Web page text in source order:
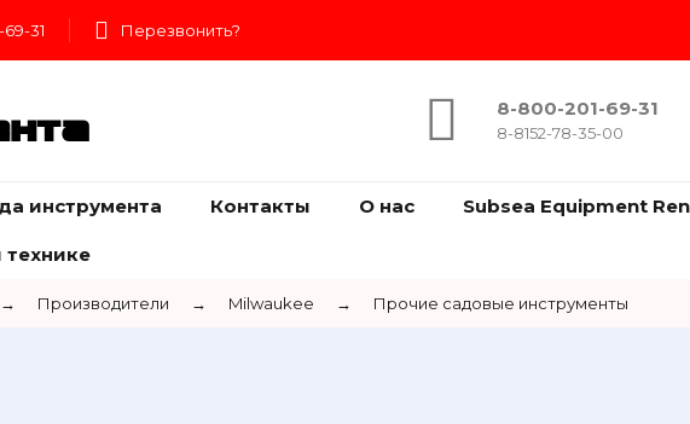
31 Перезвонить?
8-800-201-69-31
8-8152-78-35-00
инструмента Контакты О нас Subsea Equipment
технике
→ Производители → Milwaukee → Прочие садовые инструменты